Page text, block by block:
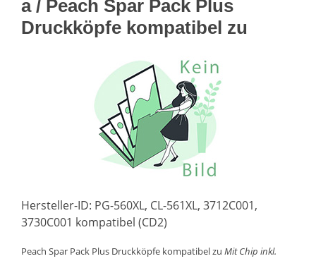
a / Peach Spar Pack Plus
Druckköpfe kompatibel zu
Hersteller-ID: PG-560XL, CL-561XL, 3712C001,
3730C001 kompatibel (CD2)
Peach Spar Pack Plus Druckköpfe kompatibel zu Mit Chip inkl.